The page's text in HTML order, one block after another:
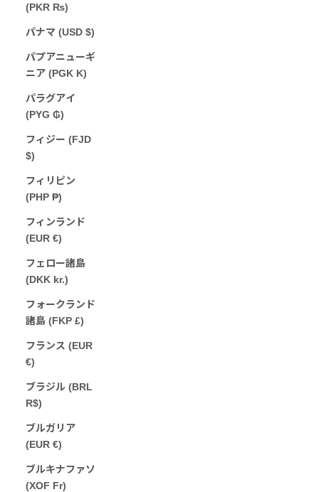
(PKR ₨)
パナマ (USD $)
パプアニューギ
ニア (PGK K)
パラグアイ
(PYG ₲)
フィジー (FJD
$)
フィリピン
(PHP ₱)
フィンランド
(EUR €)
フェロー諸島
(DKK kr.)
フォークランド
諸島 (FKP £)
フランス (EUR
€)
ブラジル (BRL
R$)
ブルガリア
(EUR €)
ブルキナファソ
(XOF Fr)